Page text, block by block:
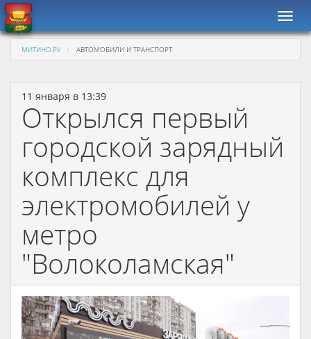
МИТИНО.РУ АВТОМОБИЛИ И ТРАНСПОРТ
11 января в 13:39
Открылся первый
городской зарядный
комплекс для
электромобилей у
метро
"Волоколамская"